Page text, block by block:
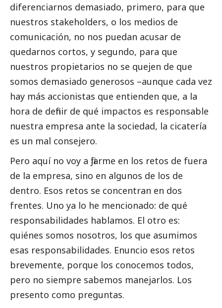
diferenciarnos demasiado, primero, para que
nuestros stakeholders, o los medios de
comunicación, no nos puedan acusar de
quedarnos cortos, y segundo, para que
nuestros propietarios no se quejen de que
somos demasiado generosos –aunque cada vez
hay más accionistas que entienden que, a la
hora de definir de qué impactos es responsable
nuestra empresa ante la sociedad, la cicatería
es un mal consejero.
Pero aquí no voy a fijarme en los retos de fuera
de la empresa, sino en algunos de los de
dentro. Esos retos se concentran en dos
frentes. Uno ya lo he mencionado: de qué
responsabilidades hablamos. El otro es:
quiénes somos nosotros, los que asumimos
esas responsabilidades. Enuncio esos retos
brevemente, porque los conocemos todos,
pero no siempre sabemos manejarlos. Los
presento como preguntas.